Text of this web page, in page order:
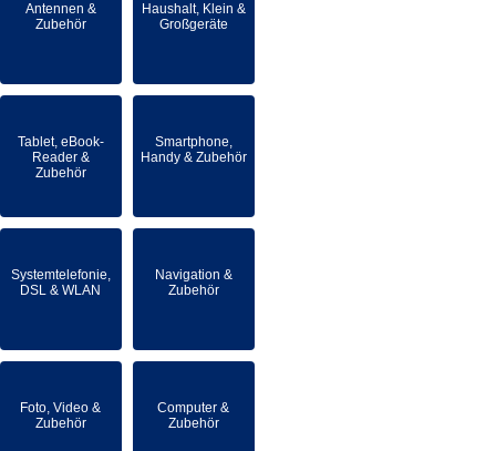
Antennen &
Zubehör
Haushalt, Klein &
Großgeräte
Tablet, eBook-
Reader &
Zubehör
Smartphone,
Handy & Zubehör
Systemtelefonie,
DSL & WLAN
Navigation &
Zubehör
Foto, Video &
Zubehör
Computer &
Zubehör